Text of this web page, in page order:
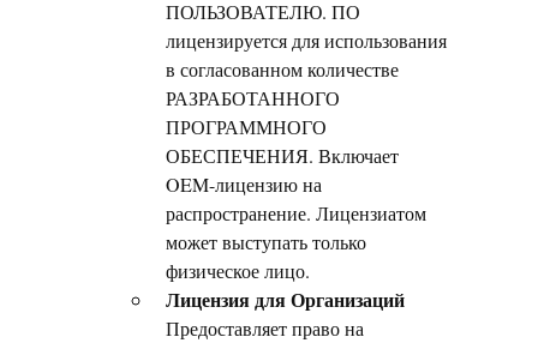
ПОЛЬЗОВАТЕЛЮ. ПО
лицензируется для использования
в согласованном количестве
РАЗРАБОТАННОГО
ПРОГРАММНОГО
ОБЕСПЕЧЕНИЯ. Включает
OEM-лицензию на
распространение. Лицензиатом
может выступать только
физическое лицо.
Лицензия для Организаций
Предоставляет право на